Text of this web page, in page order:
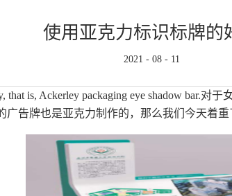
使用亚克力标识标牌的
2021 - 08 - 11
that is, Ackerley packaging eye shadow
告牌也是亚克力制作的，那么我们今天着重